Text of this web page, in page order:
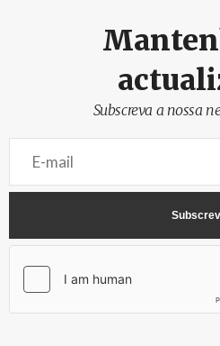
Subscreva a nossa